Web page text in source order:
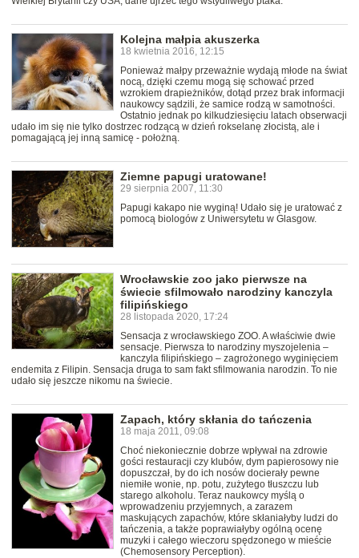
Kolejna małpia akuszerka
18 kwietnia 2016, 12:15
Ponieważ małpy przeważnie wydają młode na świat
nocą, dzięki czemu mogą się schować przed
wzrokiem drapieżników, dotąd przez brak informacji
naukowcy sądzili, że samice rodzą w samotności.
Ostatnio jednak po kilkudziesięciu latach obserwacji
udało im się nie tylko dostrzec rodzącą w dzień rokselanę złocistą, ale i
pomagającą jej inną samicę - położną.
Ziemne papugi uratowane!
29 sierpnia 2007, 11:30
Papugi kakapo nie wyginą! Udało się je uratować z
pomocą biologów z Uniwersytetu w Glasgow.
Wrocławskie zoo jako pierwsze na
świecie sfilmowało narodziny kanczyla
filipińskiego
28 listopada 2020, 17:24
Sensacja z wrocławskiego ZOO. A właściwie dwie
sensacje. Pierwsza to narodziny myszojelenia –
kanczyla filipińskiego – zagrożonego wyginięciem
endemita z Filipin. Sensacja druga to sam fakt sfilmowania narodzin. To nie
udało się jeszcze nikomu na świecie.
Zapach, który skłania do tańczenia
18 maja 2011, 09:08
Choć niekoniecznie dobrze wpływał na zdrowie
gości restauracji czy klubów, dym papierosowy nie
dopuszczał, by do ich nosów docierały pewne
niemiłe wonie, np. potu, zużytego tłuszczu lub
starego alkoholu. Teraz naukowcy myślą o
wprowadzeniu przyjemnych, a zarazem
maskujących zapachów, które skłaniałyby ludzi do
tańczenia, a także poprawiałyby ogólną ocenę
muzyki i całego wieczoru spędzonego w mieście
(Chemosensory Perception).